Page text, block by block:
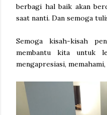
berbagi hal baik akan
saat nanti. Dan semoga
Semoga kisah-kisah
membantu kita untuk
mengapresiasi,